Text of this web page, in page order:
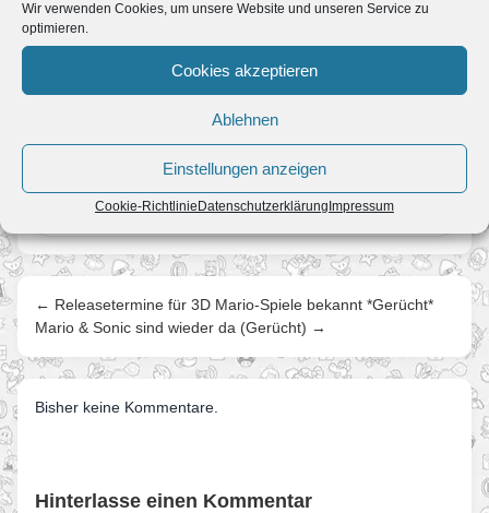
Wir verwenden Cookies, um unsere Website und unseren Service zu
optimieren.
Cookies akzeptieren
Ablehnen
Einstellungen anzeigen
Cookie-Richtlinie Datenschutzerklärung Impressum
für WiiU VC kommt
auch der erste Teil der Galaxy-Serie auf die WiiU
VC veröffentlicht wird.…
Weitere Titel in die Nintendo Selects-
Reihe aufgenommen.
Von JoKo 21. August 2011
Select-Reihe vorgestellt, in der frühe gute Wii-
← Releasetermine für 3D Mario-Spiele bekannt *Gerücht*
Mario & Sonic sind wieder da (Gerücht) →
Bisher keine Kommentare.
Hinterlasse einen Kommentar